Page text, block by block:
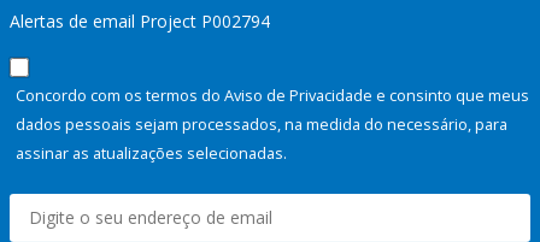
Alertas de email Project P002794
Concordo com os termos do Aviso de Privacidade e consinto que meus
dados pessoais sejam processados, na medida do necessário, para
assinar as atualizações selecionadas.